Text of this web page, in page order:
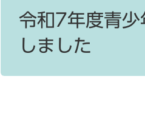
令和7年度青少
しました